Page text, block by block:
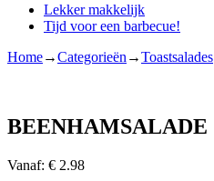
Lekker makkelijk
Tijd voor een barbecue!
Home→Categorieën →Toastsalades
BEENHAMSALADE
Vanaf: € 2.98